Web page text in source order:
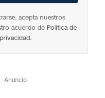
acepta nuestros
acuerdo de Política de
privacidad.
Anuncio